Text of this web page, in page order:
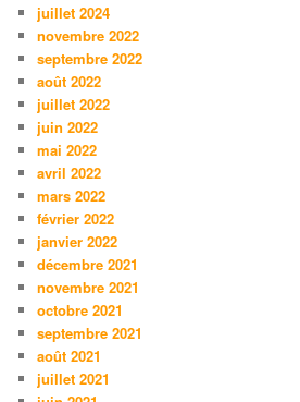
juillet 2024
novembre 2022
septembre 2022
août 2022
juillet 2022
juin 2022
mai 2022
avril 2022
mars 2022
février 2022
janvier 2022
décembre 2021
novembre 2021
octobre 2021
septembre 2021
août 2021
juillet 2021